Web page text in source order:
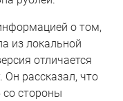
о том,
из локальной
отличается
Он рассказал, что
стороны